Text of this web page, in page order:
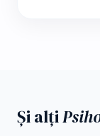
Și alți